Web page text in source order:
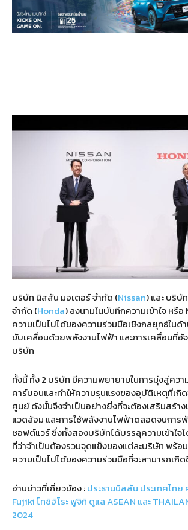
บริษัท นิสสัน มอเตอร์ จำกัด (Nissan)และ บริษั
จำกัด (Honda)ลงนามในบันทึกความเข้าใจ หรือ
ความเป็นไปได้ของความร่วมมือเชิงกลยุทธ์ใน
ขับเคลื่อนด้วยพลังงานไฟฟ้า และการเคลื่อนที่อั
บริษัท
ทั้งนี้ ทั้ง2 บริษัท มีความพยายามในการมุ่งสู่ควา
คาร์บอนและทำให้ความรุนแรงของอุบัติเหตุที่เกิ
ศูนย์ ดังนั้นจึงจำเป็นอย่างยิ่งที่จะต้องเสริมสร้า
แวดล้อม และการใช้พลังงานไฟฟ้าตลอดจนกา
ซอฟต์แวร์ ซึ่งทั้งสองบริษัทได้บรรลุความเข้าใจ
ที่ว่าจำเป็นต้องรวมจุดแข็งของแต่ละบริษัท พร้อ
ความเป็นไปได้ของความร่วมมือที่จะสามารถเกิ
อ่านข่าวที่เกี่ยวข้อง :ประธานนิสสัน ประเทศไท
Fujiki โทชิฮิโระ ฟูจิกิ ดูแล ASEAN และ
2024